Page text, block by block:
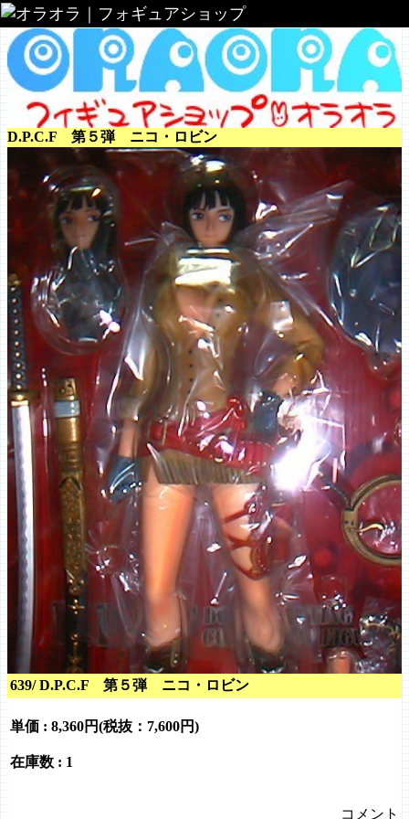
オラオラ｜フォギュアショップ
D.P.C.F 第５弾 ニコ・ロビン
639/ D.P.C.F 第５弾 ニコ・ロビン
単価 : 8,360円(税抜：7,600円)
在庫数 : 1
コメント